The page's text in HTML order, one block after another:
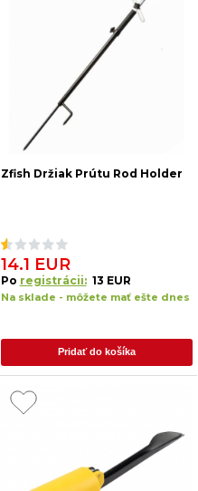
Zfish Držiak Prútu Rod Holder
14.1 EUR
Po registrácii: 13 EUR
Na sklade - môžete mať ešte dnes
Pridať do košíka